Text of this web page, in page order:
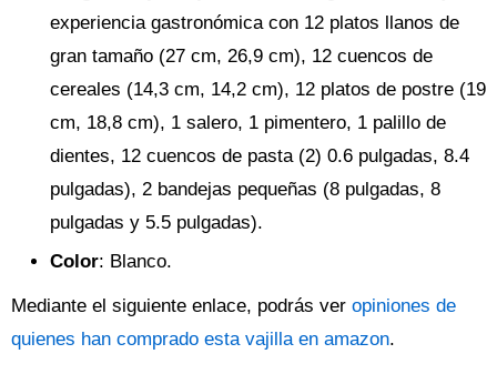
experiencia gastronómica con 12 platos llanos de
gran tamaño (27 cm, 26,9 cm), 12 cuencos de
cereales (14,3 cm, 14,2 cm), 12 platos de postre (19
cm, 18,8 cm), 1 salero, 1 pimentero, 1 palillo de
dientes, 12 cuencos de pasta (2) 0.6 pulgadas, 8.4
pulgadas), 2 bandejas pequeñas (8 pulgadas, 8
pulgadas y 5.5 pulgadas).
Color: Blanco.
Mediante el siguiente enlace, podrás ver opiniones de
quienes han comprado esta vajilla en amazon.